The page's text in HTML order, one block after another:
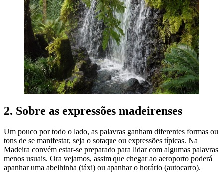
2. Sobre as expressões madeirenses
Um pouco por todo o lado, as palavras ganham diferentes formas ou
tons de se manifestar, seja o sotaque ou expressões típicas. Na
Madeira convém estar-se preparado para lidar com algumas palavras
menos usuais. Ora vejamos, assim que chegar ao aeroporto poderá
apanhar uma abelhinha (táxi) ou apanhar o horário (autocarro).